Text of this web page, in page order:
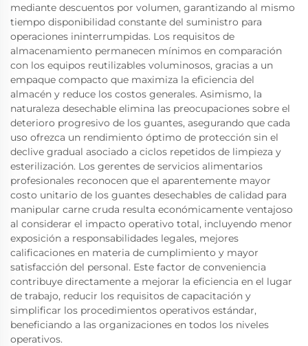
mediante descuentos por volumen, garantizando al mismo
tiempo disponibilidad constante del suministro para
operaciones ininterrumpidas. Los requisitos de
almacenamiento permanecen mínimos en comparación
con los equipos reutilizables voluminosos, gracias a un
empaque compacto que maximiza la eficiencia del
almacén y reduce los costos generales. Asimismo, la
naturaleza desechable elimina las preocupaciones sobre el
deterioro progresivo de los guantes, asegurando que cada
uso ofrezca un rendimiento óptimo de protección sin el
declive gradual asociado a ciclos repetidos de limpieza y
esterilización. Los gerentes de servicios alimentarios
profesionales reconocen que el aparentemente mayor
costo unitario de los guantes desechables de calidad para
manipular carne cruda resulta económicamente ventajoso
al considerar el impacto operativo total, incluyendo menor
exposición a responsabilidades legales, mejores
calificaciones en materia de cumplimiento y mayor
satisfacción del personal. Este factor de conveniencia
contribuye directamente a mejorar la eficiencia en el lugar
de trabajo, reducir los requisitos de capacitación y
simplificar los procedimientos operativos estándar,
beneficiando a las organizaciones en todos los niveles
operativos.